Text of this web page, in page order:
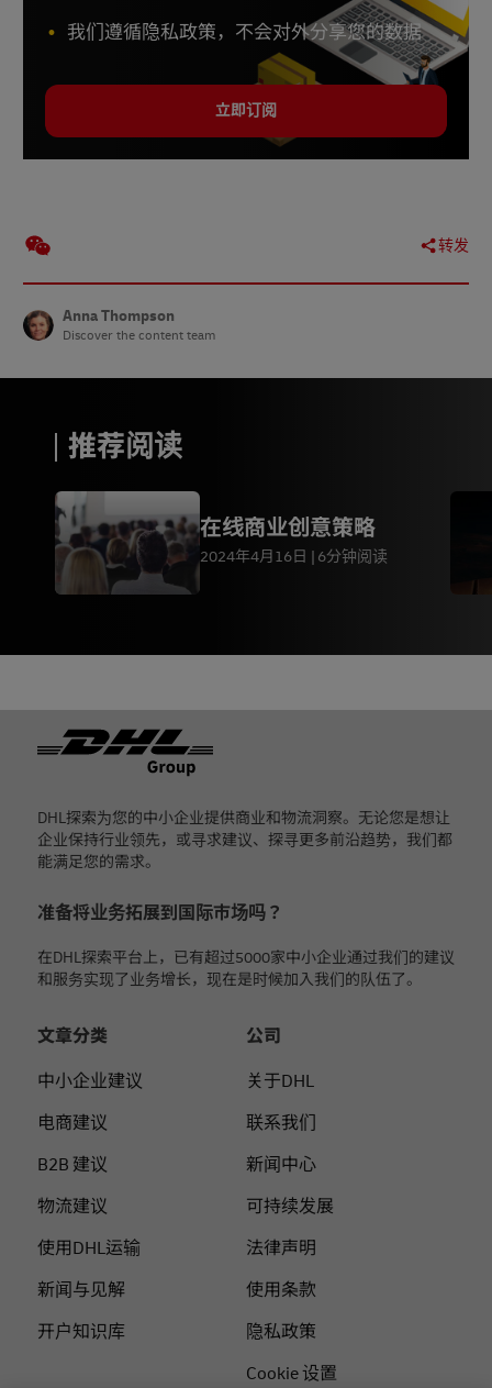
我们遵循隐私政策，不会对外分享您的数据
立即订阅
转发
Anna Thompson
Discover the content team
推荐阅读
在线商业创意策略
2024年4月16日 6分钟阅读
DHL探索为您的中小企业提供商业和物流洞察。无论您是想让
企业保持行业领先，或寻求建议、探寻更多前沿趋势，我们都
能满足您的需求。
准备将业务拓展到国际市场吗？
在DHL探索平台上，已有超过5000家中小企业通过我们的建议
和服务实现了业务增长，现在是时候加入我们的队伍了。
文章分类
中小企业建议
电商建议
B2B 建议
物流建议
使用DHL运输
新闻与见解
开户知识库
公司
关于DHL
联系我们
新闻中心
可持续发展
法律声明
使用条款
隐私政策
Cookie 设置